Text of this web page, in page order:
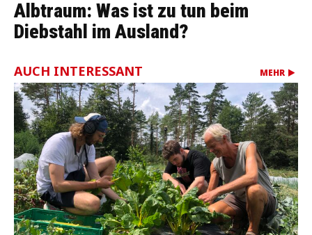
Albtraum: Was ist zu tun beim
Diebstahl im Ausland?
AUCH INTERESSANT MEHR